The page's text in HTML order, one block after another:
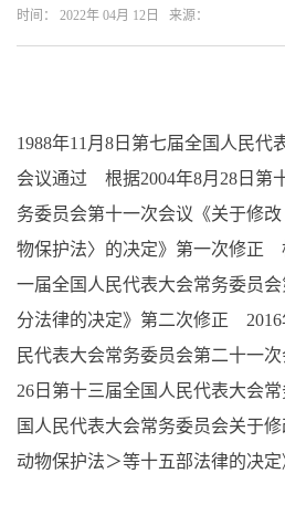
时间： 2022年 04月 12日 来源：
1988年11月8日第七届全国人民代
会议通过 根据2004年8月28日第
务委员会第十一次会议《关于修
物保护法〉的决定》第一次修正
一届全国人民代表大会常务委员
分法律的决定》第二次修正 2016
民代表大会常务委员会第二十一次
26日第十三届全国人民代表大会
国人民代表大会常务委员会关于
动物保护法＞等十五部法律的决定